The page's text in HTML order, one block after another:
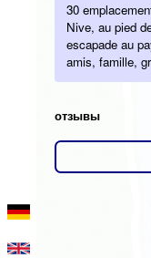
30
Nive, au pied
escapade au
amis, famille,
отзывы